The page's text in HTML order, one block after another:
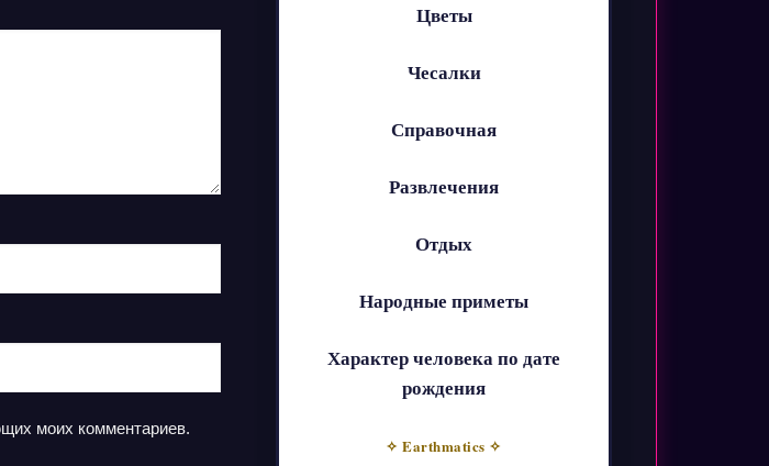
моих комментариев.
Цветы
Чесалки
Справочная
Развлечения
Отдых
Народные приметы
Характер человека по дате
рождения
✧ Earthmatics ✧